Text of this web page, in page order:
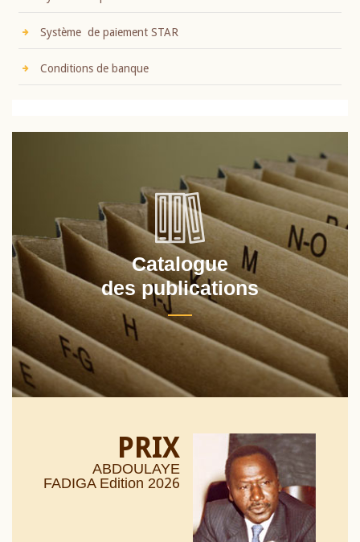
Système de paiement STAR
Conditions de banque
Catalogue
des publications
PRIX
ABDOULAYE
FADIGA Edition 2026